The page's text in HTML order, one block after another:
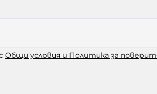
Общи условия и Политика за